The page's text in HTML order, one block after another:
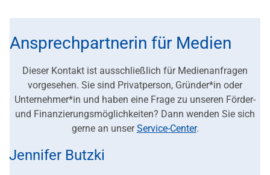
Ansprechpartnerin für Medien
Dieser Kontakt ist ausschließlich für Medienanfragen
vorgesehen. Sie sind Privatperson, Gründer*in oder
Unternehmer*in und haben eine Frage zu unseren Förder-
und Finanzierungsmöglichkeiten? Dann wenden Sie sich
gerne an unserService-Center.
Jennifer Butzki